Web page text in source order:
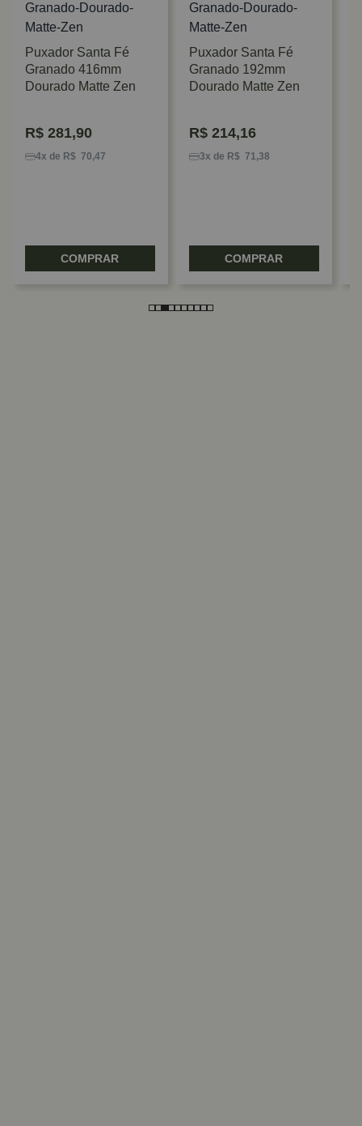
Puxador Santa Fé
Granado 416mm
Dourado Matte Zen
R$ 281,90
4x de R$ 70,47
COMPRAR
Puxador Santa Fé
Granado 192mm
Dourado Matte Zen
R$ 214,16
3x de R$ 71,38
COMPRAR